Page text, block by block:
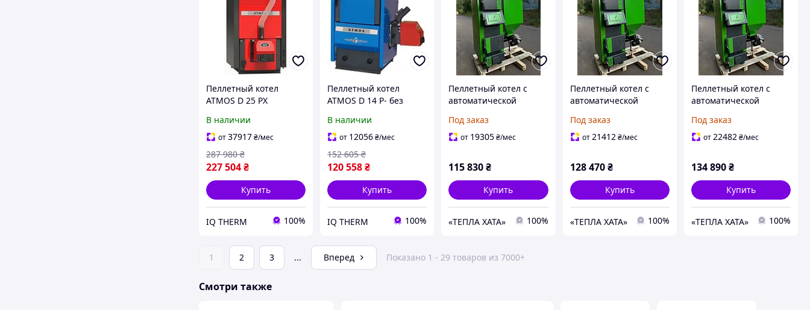
Пеллетный котел
ATMOS D 25 PX
В наличии
от37917₴/мес
227 504₴
287 980 ₴
Купить
IQ THERM 100%
Пеллетный котел
ATMOS D 14 P- без
В наличии
от 12056₴/мес
120 558₴
152 605 ₴
Купить
IQ THERM 100%
Пеллетный котел с
автоматической
Feniks R 15 кВт Plus
Под заказ
от 19305₴/мес
115 830₴
Купить
«ТЕПЛА ХАТА» 100%
Пеллетный котел с
автоматической
Feniks R 20 кВт Plus
Под заказ
от21412 ₴/мес
128 470 ₴
Купить
«ТЕПЛА ХАТА» 100%
Пеллетный котел с
автоматической
Feniks R 25 кВт Plus
Под заказ
от22482₴/мес
134 890₴
Купить
«ТЕПЛА ХАТА» 100%
1 2 3 ... Вперед Показано 1 - 29 товаров из 7000+
Смотри также